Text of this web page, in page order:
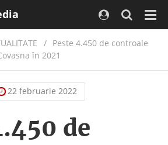
/ Peste 4.450 de controale
în 2021
22 februarie 2022
de